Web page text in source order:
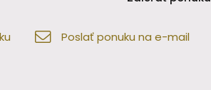
Poslať ponuku na e-mail